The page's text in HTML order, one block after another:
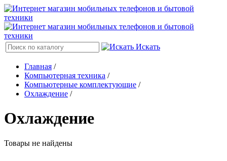
Искать
Главная /
Компьютерная техника /
Компьютерные комплектующие /
Охлаждение /
Охлаждение
Товары не найдены